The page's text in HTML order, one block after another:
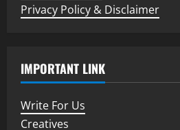
Privacy Policy & Disclaimer
IMPORTANT LINK
Write For Us
Creatives